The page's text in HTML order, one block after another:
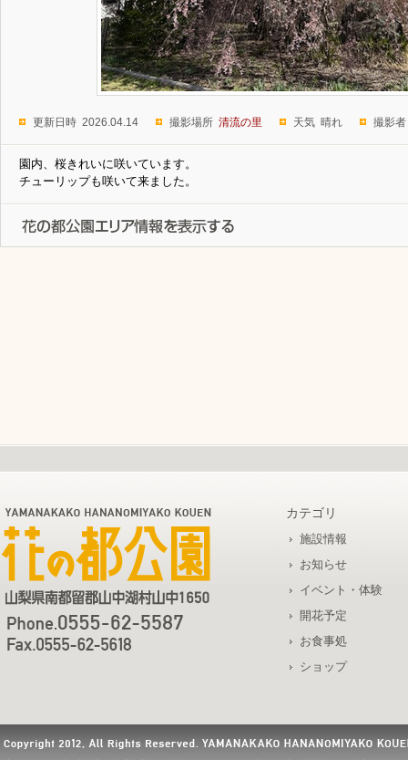
更新日時 2026.04.14 撮影場所 清流の里 天気 晴れ 撮影
園内、桜きれいに咲いています。
チューリップも咲いて来ました。
カテゴリ
施設情報
お知らせ
イベント・体験
開花予定
お食事処
ショップ